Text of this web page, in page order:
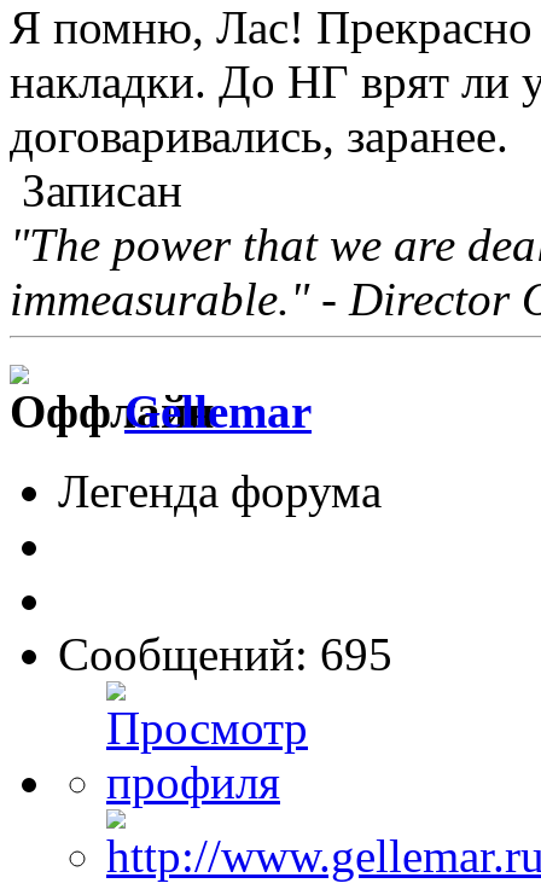
Я помню, Лас!
накладки. До НГ врят ли
договаривались, заранее.
Записан
"The power that we are
immeasurable." - Director
Gellemar
Легенда форума
Сообщений: 695